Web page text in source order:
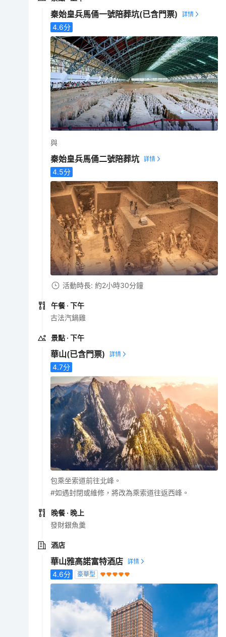
秦始皇兵馬俑一號陪葬坑(已含門票)
4.6分
與
秦始皇兵馬俑二號陪葬坑
4.5分
活動時長: 約2小時30分鐘
午餐 · 下午
古法汽鍋雞
景點 · 下午
華山(已含門票)
4.7分
包乘坐索道前往北峰。
#如遇封閉或維修，將改為乘索道往返西峰。
晚餐 · 晚上
發財銀魚羹
酒店
華山雅高諾富特酒店
4.6分 豪華型